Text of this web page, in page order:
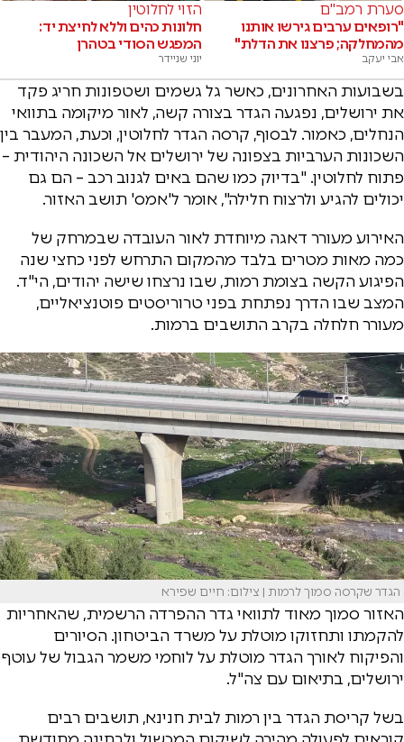
סערת רמב"ם
"רופאים ערבים גירשו אותנו
מהמחלקה; פרצנו את הדלת"
אבי יעקב
הזוי לחלוטין
חלונות כהים וללא לחיצת יד:
המפגש הסודי בטהרן
יוני שניידר
בשבועות האחרונים, כאשר גל גשמים ושטפונות חריג פקד
את ירושלים, נפגעה הגדר בצורה קשה, לאור מיקומה בתוואי
הנחלים, כאמור. לבסוף, קרסה הגדר לחלוטין, וכעת, המעבר בין
השכונות הערביות בצפונה של ירושלים אל השכונה היהודית –
פתוח לחלוטין. "בדיוק כמו שהם באים לגנוב רכב – הם גם
יכולים להגיע ולרצוח חלילה", אומר ל'אמס' תושב האזור.
האירוע מעורר דאגה מיוחדת לאור העובדה שבמרחק של
כמה מאות מטרים בלבד מהמקום התרחש לפני כחצי שנה
הפיגוע הקשה בצומת רמות, שבו נרצחו שישה יהודים, הי"ד.
המצב שבו הדרך נפתחת בפני טרוריסטים פוטנציאליים,
מעורר חלחלה בקרב התושבים ברמות.
הגדר שקרסה סמוך לרמות | צילום: חיים שפירא
האזור סמוך מאוד לתוואי גדר ההפרדה הרשמית, שהאחריות
להקמתו ותחזוקו מוטלת על משרד הביטחון. הסיורים
והפיקוח לאורך הגדר מוטלת על לוחמי משמר הגבול של עוטף
ירושלים, בתיאום עם צה"ל.
בשל קריסת הגדר בין רמות לבית חנינא, תושבים רבים